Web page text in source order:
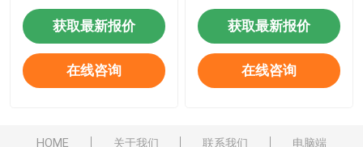
获取最新报价
在线咨询
获取最新报价
在线咨询
HOME 关于我们 联系我们 电脑端